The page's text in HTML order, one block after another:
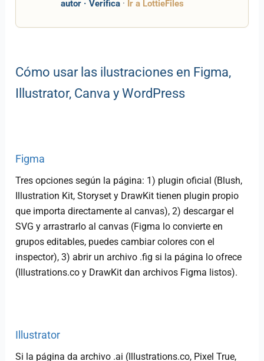
autor · Verifica· Ir a LottieFiles
Cómo usar las ilustraciones en Figma,
Illustrator, Canva y WordPress
Figma
Tres opciones según la página: 1) plugin oficial (Blush,
Illustration Kit, Storyset y DrawKit tienen plugin propio
que importa directamente al canvas), 2) descargar el
SVG y arrastrarlo al canvas (Figma lo convierte en
grupos editables, puedes cambiar colores con el
inspector), 3) abrir un archivo .fig si la página lo ofrece
(Illustrations.co y DrawKit dan archivos Figma listos).
Illustrator
Si la página da archivo .ai (Illustrations.co, Pixel True,